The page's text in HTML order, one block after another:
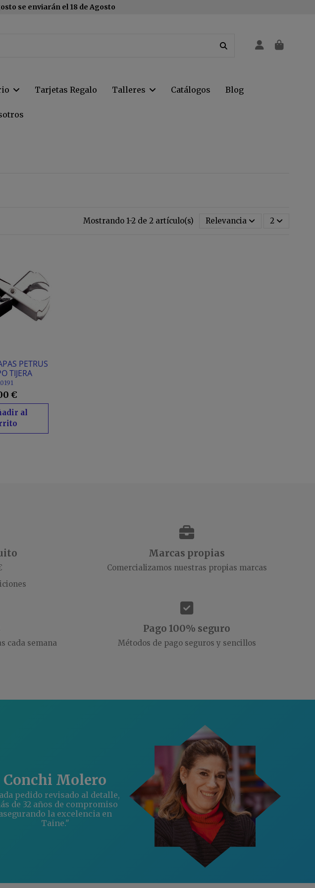
se enviarán el 18 de Agosto
Tarjetas Regalo Talleres Catálogos Blog
Mostrando 1-2 de 2 artículo(s) Relevancia 2
PETRUS
TIJERA
€
al
Marcas propias
Comercializamos nuestras propias marcas
cada semana
Pago 100% seguro
Métodos de pago seguros y sencillos
Conchi Molero
pedido revisado al detalle,
de 32 años de compromiso
la excelencia en
Taine."